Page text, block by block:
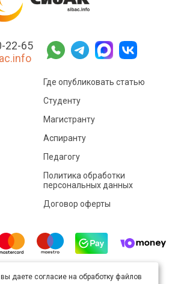
22-65
Где опубликовать статью
Студенту
Магистранту
Аспиранту
Педагогу
Политика обработки
персональных данных
Договор оферты
доступно полицензии Creative
даете согласие на обработку файлов